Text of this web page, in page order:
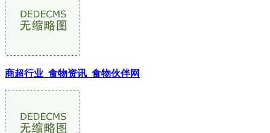
商超行业_食物资讯_食物伙伴网